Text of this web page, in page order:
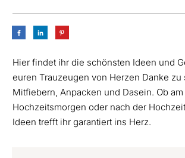
Hier findet ihr die schönsten Ideen und
euren Trauzeugen von Herzen Danke zu
Mitfiebern, Anpacken und Dasein. Ob am
Hochzeitsmorgen oder nach der
Ideen trefft ihr garantiert ins Herz.